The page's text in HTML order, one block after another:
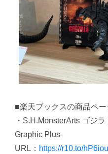
■楽天ブックスの商品ペー
・S.H.MonsterArts ゴジ
Graphic Plus-
URL： https://r10.to/hP6iou